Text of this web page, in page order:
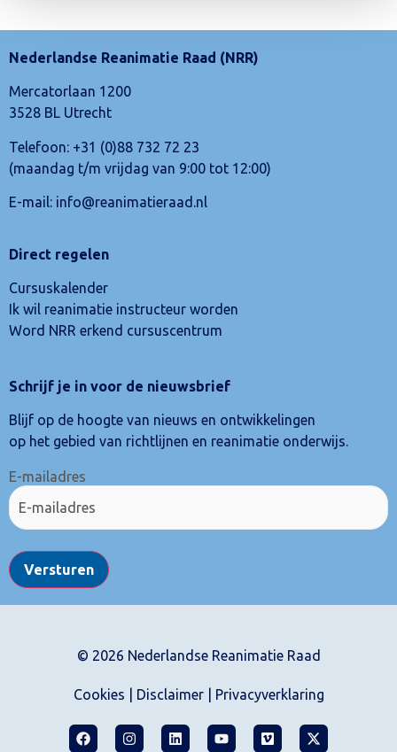
Nederlandse Reanimatie Raad (NRR)
Mercatorlaan 1200
3528 BL Utrecht
Telefoon: +31 (0)88 732 72 23
(maandag t/m vrijdag van 9:00 tot 12:00)
E-mail: info@reanimatieraad.nl
Direct regelen
Cursuskalender
Ik wil reanimatie instructeur worden
Word NRR erkend cursuscentrum
Schrijf je in voor de nieuwsbrief
Blijf op de hoogte van nieuws en ontwikkelingen
op het gebied van richtlijnen en reanimatie onderwijs.
E-mailadres
Versturen
© 2026 Nederlandse Reanimatie Raad
Cookies Disclaimer| Privacyverklaring